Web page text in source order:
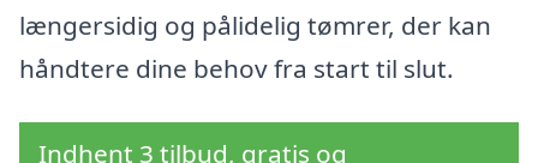
længersidig og pålidelig tømrer, der kan
håndtere dine behov fra start til slut.
Indhent 3 tilbud, gratis og